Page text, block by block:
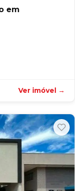
em
Ver imóvel →